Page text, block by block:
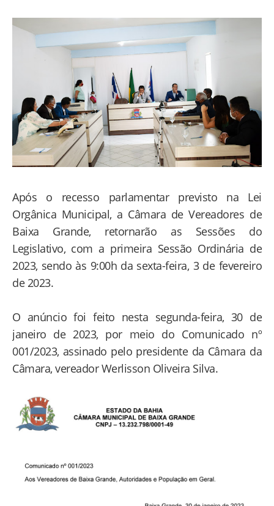
Após o recesso parlamentar previsto na Lei
Orgânica Municipal, a Câmara de Vereadores de
Baixa Grande, retornarão as Sessões do
Legislativo, com a primeira Sessão Ordinária de
2023, sendo às 9:00h da sexta-feira, 3 de fevereiro
de 2023.
O anúncio foi feito nesta segunda-feira, 30 de
janeiro de 2023, por meio do Comunicado nº
001/2023, assinado pelo presidente da Câmara da
Câmara, vereador Werlisson Oliveira Silva.